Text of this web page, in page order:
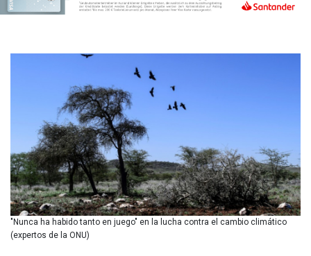
BIF 3451.157116
BSD 1.152686
BTN 109.688637
BWP 15.558807
22660.258427
BZD 2.318271
CAD 1.612983
CDF
2615.761404
"Nunca ha habido tanto en juego" en la lucha contra el cambio climático
(expertos de la ONU)